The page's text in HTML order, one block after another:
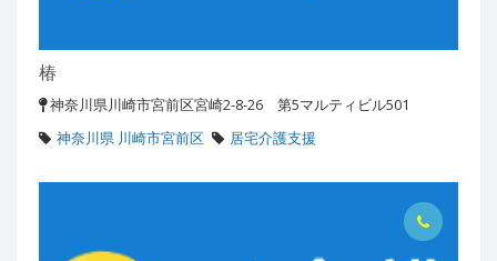
椿
神奈川県川崎市宮前区宮崎2-8-26 第5マルティビル501
神奈川県 川崎市宮前区
居宅介護支援